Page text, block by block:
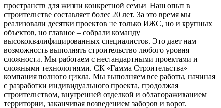
пространств для жизни конкретной семьи. Наш опыт в
строительстве составляет более 20 лет. За это время мы
реализовали десятки проектов не только ИЖС, но и крупных
объектов, но главное – собрали команду
высококвалифицированных специалистов. Это дает нам
возможность выполнять строительство любого уровня
сложности. Мы работаем с нестандартными проектами и
сложными технологиями. СК «Гамма Строительства» –
компания полного цикла. Мы выполняем все работы, начиная
с разработки индивидуального проекта, продолжая
строительством, внутренней отделкой и облагораживанием
территории, заканчивая возведением заборов и ворот.